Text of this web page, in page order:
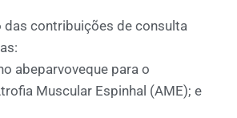
das contribuições de consulta
abeparvoveque para o
Muscular Espinhal (AME); e